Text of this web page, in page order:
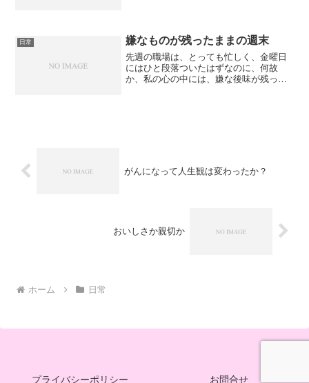
している時には、電話す...
日常 嫌なものが残ったままの週末
先週の職場は、とっても忙しく、金曜日
にはひと段落ついたはずなのに、何故
か、私の心の中には、嫌な後味が残った
がんになって人生観は変わったか？
おいしさか親切か
ホーム 日常
プライバシーポリシー お問合せ